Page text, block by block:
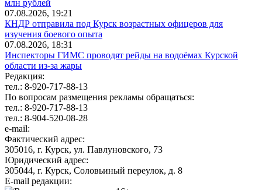
млн рублей
07.08.2026, 19:21
КНДР отправила под Курск возрастных офицеров для
изучения боевого опыта
07.08.2026, 18:31
Инспекторы ГИМС проводят рейды на водоёмах Курской
области из-за жары
Редакция:
тел.: 8-920-717-88-13
По вопросам размещения рекламы обращаться:
тел.: 8-920-717-88-13
тел.: 8-904-520-08-28
e-mail:
Фактический адрес:
305016, г. Курск, ул. Павлуновского, 73
Юридический адрес:
305044, г. Курск, Соловьиный переулок, д. 8
E-mail редакции: